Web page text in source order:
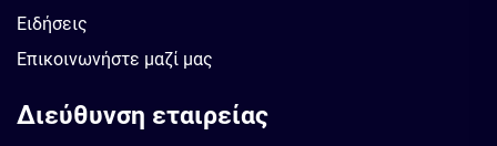
Ειδήσεις
Επικοινωνήστε μαζί μας
Διεύθυνση εταιρείας